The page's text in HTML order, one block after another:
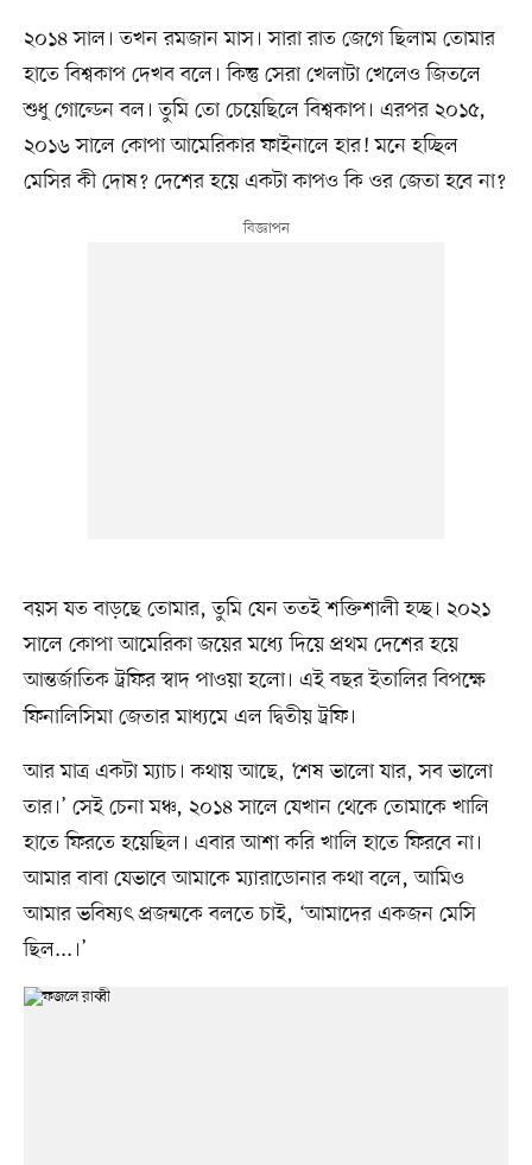
২০১৪ সাল। তখন রমজান মাস। সারা রাত জেগে ছিলাম তোমার
হাতে বিশ্বকাপ দেখব বলে। কিন্তু সেরা খেলাটা খেলেও জিতলে
শুধু গোল্ডেন বল। তুমি তো চেয়েছিলে বিশ্বকাপ। এরপর ২০১৫,
২০১৬ সালে কোপা আমেরিকার ফাইনালে হার! মনে হচ্ছিল
মেসির কী দোষ? দেশের হয়ে একটা কাপও কি ওর জেতা হবে না?
বয়স যত বাড়ছে তোমার, তুমি যেন ততই শক্তিশালী হচ্ছ। ২০২১
সালে কোপা আমেরিকা জয়ের মধ্যে দিয়ে প্রথম দেশের হয়ে
আন্তর্জাতিক ট্রফির স্বাদ পাওয়া হলো। এই বছর ইতালির বিপক্ষে
ফিনালিসিমা জেতার মাধ্যমে এল দ্বিতীয় ট্রফি।
আর মাত্র একটা ম্যাচ। কথায় আছে, ‘শেষ ভালো যার, সব ভালো
তার।’ সেই চেনা মঞ্চ, ২০১৪ সালে যেখান থেকে তোমাকে খালি
হাতে ফিরতে হয়েছিল। এবার আশা করি খালি হাতে ফিরবে না।
আমার বাবা যেভাবে আমাকে ম্যারাডোনার কথা বলে, আমিও
আমার ভবিষ্যৎ প্রজন্মকে বলতে চাই, ‘আমাদের একজন মেসি
ছিল...।’